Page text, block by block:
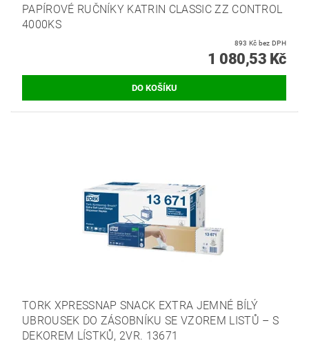
PAPÍROVÉ RUČNÍKY KATRIN CLASSIC ZZ CONTROL
4000KS
893 Kč bez DPH
1 080,53 Kč
TORK XPRESSNAP SNACK EXTRA JEMNÉ BÍLÝ
UBROUSEK DO ZÁSOBNÍKU SE VZOREM LISTŮ – S
DEKOREM LÍSTKŮ, 2VR. 13671